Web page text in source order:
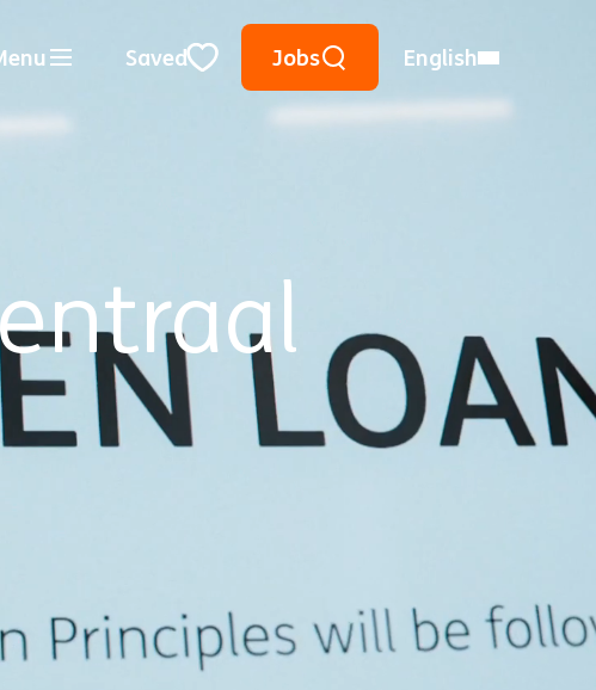
Saved Jobs
Keyword Search
City, State, or ZIP
Use Location
Close
English